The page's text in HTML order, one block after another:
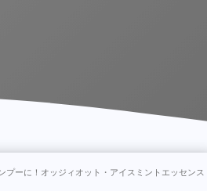
プーに！オッジィオット・アイスミントエッセンス